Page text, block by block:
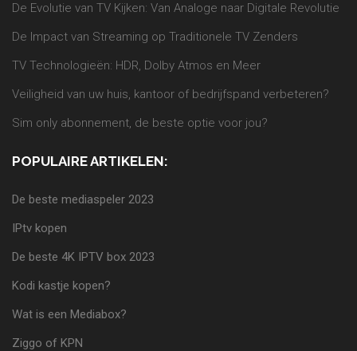
De Evolutie van TV Kijken: Van Analoge naar Digitale Revolutie
De Impact van Streaming op Traditionele TV Zenders
TV Technologieën: HDR, Dolby Atmos en Meer
Veiligheid van uw huis, kantoor of bedrijfspand verbeteren?
Sim only abonnement, de beste optie voor jou?
POPULAIRE ARTIKELEN:
De beste mediaspeler 2023
IPtv kopen
De beste 4K IPTV box 2023
Kodi kastje kopen?
Wat is een Mediabox?
Ziggo of KPN